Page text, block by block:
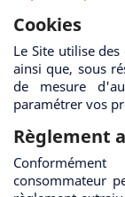
Cookies
Le Site utilise
ainsi que, sous
de mesure
paramétrer vos
Règlement
consommateur